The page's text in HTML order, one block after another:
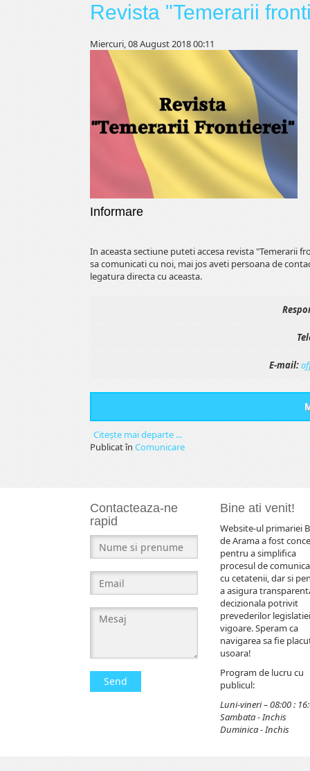
Revista "Temerarii
Miercuri, 08 August 2018 00:11
Informare
In aceasta sectiune puteti accesa revista "Temerarii
sa comunicati cu noi, mai jos aveti persoana de
legatura directa cu aceasta.
E-mail:
Citeşte mai departe ...
Publicat în Comunicare
Contacteaza-ne
rapid
Send
Bine ati venit!
Website-ul primariei
de Arama a fost
pentru a simplifica
procesul de
cu cetatenii, dar si
a asigura
decizionala potrivit
prevederilor
vigoare. Speram ca
navigarea sa fie
usoara!
Program de lucru cu
publicul:
Luni-vineri – 08:00 :
Sambata - Inchis
Duminica - Inchis